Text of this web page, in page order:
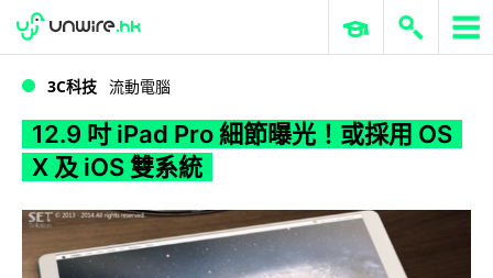
WWDC 2026 ERP 與商業 AI
3C科技 流動電腦
12.9 吋 iPad Pro 細節曝光！或採用 OS
X 及 iOS 雙系統